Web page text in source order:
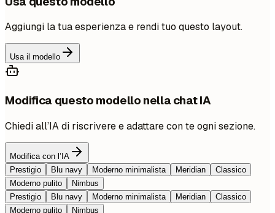
Aggiungi la tua esperienza e rendi tuo questo layout.
Usa il modello
Modifica questo modello nella chat IA
Chiedi all’IA di riscrivere e adattare con te ogni sezione.
Modifica con l’IA
Prestigio
Blu navy Moderno minimalista Meridian
Classico
Moderno pulito
Nimbus
Prestigio
Blu navy Moderno minimalista Meridian
Classico
Moderno pulito
Nimbus